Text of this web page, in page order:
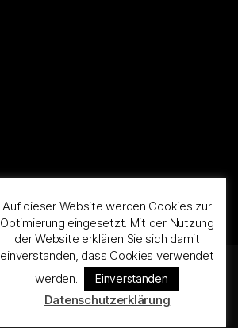
Auf dieser Website werden Cookies zur
Optimierung eingesetzt. Mit der Nutzung
der Website erklären Sie sich damit
einverstanden, dass Cookies verwendet
werden.
Einverstanden
Datenschutzerklärung